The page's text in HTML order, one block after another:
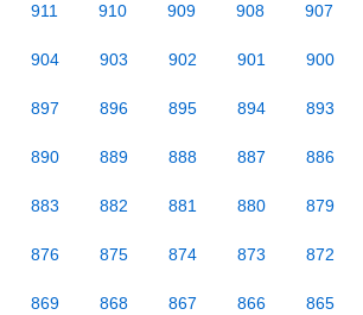
911 910 909 908 907
904 903 902 901 900
897 896 895 894 893
890 889 888 887 886
883 882 881 880 879
876 875 874 873 872
869 868 867 866 865